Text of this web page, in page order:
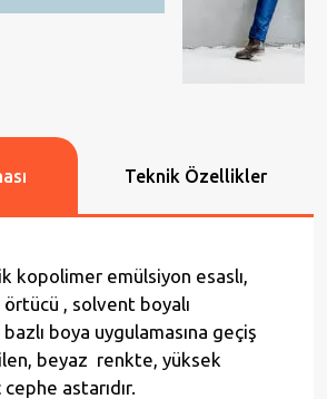
Teknik Özellikler
kopolimer emülsiyon esaslı,
örtücü , solvent boyalı
boya uygulamasına geçiş
beyaz renkte, yüksek
astarıdır.